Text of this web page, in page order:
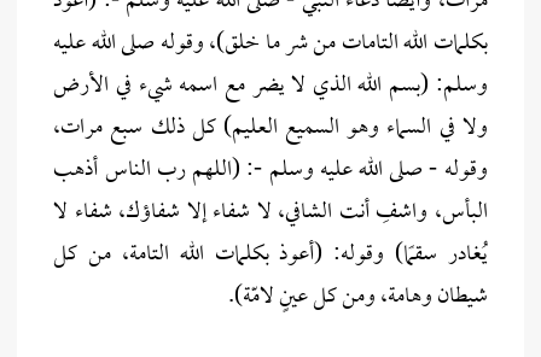
بكلمات الله التامات من شر ما خلق)، وقوله صلى الله عليه
وسلم: (بسم الله الذي لا يضر مع اسمه شيء في الأرض
ولا في السماء وهو السميع العليم) كل ذلك سبع مرات،
وقوله - صلى الله عليه وسلم -: (اللهم رب الناس أذهب
البأس، واشفِ أنت الشافي، لا شفاء إلا شفاؤك، شفاء لا
يُغادر سقمًا) وقوله: (أعوذ بكلمات الله التامة، من كل
شيطان وهامة، ومن كل عينٍ لامّة).